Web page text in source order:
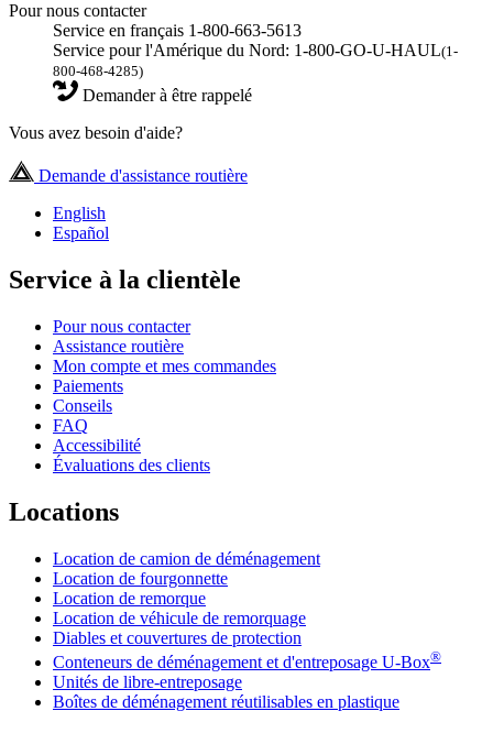
Pour nous contacter
Service en français 1-800-663-5613
Service pour l'Amérique du Nord: 1-800-GO-U-HAUL(1-
800-468-4285)
Demander à être rappelé
Vous avez besoin d'aide?
Demande d'assistance routière
English
Español
Service à la clientèle
Pour nous contacter
Assistance routière
Mon compte et mes commandes
Paiements
Conseils
FAQ
Accessibilité
Évaluations des clients
Locations
Location de camion de déménagement
Location de fourgonnette
Location de remorque
Location de véhicule de remorquage
Diables et couvertures de protection
Conteneurs de déménagement et d'entreposage U-Box®
Unités de libre-entreposage
Boîtes de déménagement réutilisables en plastique